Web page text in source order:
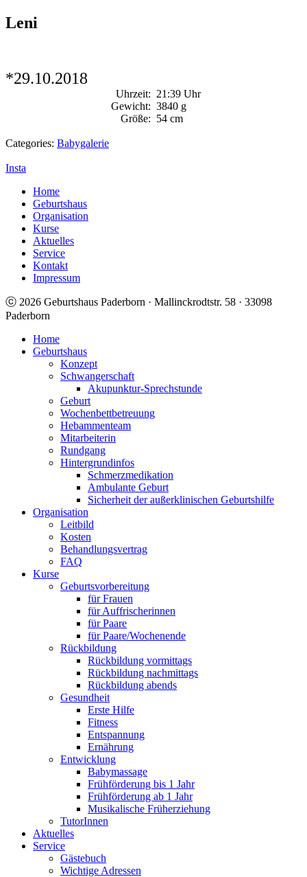
Leni
*29.10.2018
Uhrzeit: 21:39 Uhr
Gewicht: 3840 g
Größe: 54 cm
Categories: Babygalerie
Insta
Home
Geburtshaus
Organisation
Kurse
Aktuelles
Service
Kontakt
Impressum
ⓒ 2026 Geburtshaus Paderborn · Mallinckrodtstr. 58 · 33098
Paderborn
Home
Geburtshaus
Konzept
Schwangerschaft
Akupunktur-Sprechstunde
Geburt
Wochenbettbetreuung
Hebammenteam
Mitarbeiterin
Rundgang
Hintergrundinfos
Schmerzmedikation
Ambulante Geburt
Sicherheit der außerklinischen Geburtshilfe
Organisation
Leitbild
Kosten
Behandlungsvertrag
FAQ
Kurse
Geburtsvorbereitung
für Frauen
für Auffrischerinnen
für Paare
für Paare/Wochenende
Rückbildung
Rückbildung vormittags
Rückbildung nachmittags
Rückbildung abends
Gesundheit
Erste Hilfe
Fitness
Entspannung
Ernährung
Entwicklung
Babymassage
Frühförderung bis 1 Jahr
Frühförderung ab 1 Jahr
Musikalische Früherziehung
TutorInnen
Aktuelles
Service
Gästebuch
Wichtige Adressen